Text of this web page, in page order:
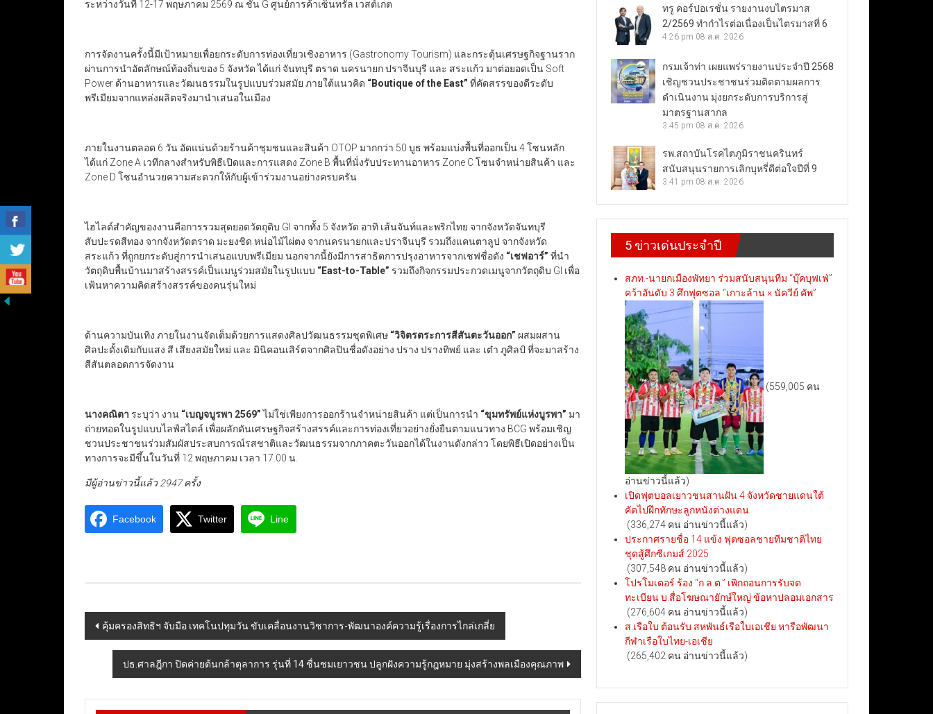
ระหว่างวันที่ 12-17 พฤษภาคม 2569 ณ ชั้น G ศูนย์การค้าเซ็นทรัล เวสต์เกต
การจัดงานครั้งนี้มีเป้าหมายเพื่อยกระดับการท่องเที่ยวเชิงอาหาร (Gastronomy Tourism) และกระตุ้นเศรษฐกิจฐานราก
ผ่านการนำอัตลักษณ์ท้องถิ่นของ 5 จังหวัด ได้แก่ จันทบุรี ตราด นครนายก ปราจีนบุรี และ สระแก้ว มาต่อยอดเป็น Soft
Power ด้านอาหารและวัฒนธรรมในรูปแบบร่วมสมัย ภายใต้แนวคิด “Boutique of the East” ที่คัดสรรของดีระดับ
พรีเมียมจากแหล่งผลิตจริงมานำเสนอในเมือง
ภายในงานตลอด 6 วัน อัดแน่นด้วยร้านค้าชุมชนและสินค้า OTOP มากกว่า 50 บูธ พร้อมแบ่งพื้นที่ออกเป็น 4 โซนหลัก
ได้แก่ Zone A เวทีกลางสำหรับพิธีเปิดและการแสดง Zone B พื้นที่นั่งรับประทานอาหาร Zone C โซนจำหน่ายสินค้า และ
Zone D โซนอำนวยความสะดวกให้กับผู้เข้าร่วมงานอย่างครบครัน
ไฮไลต์สำคัญของงานคือการรวมสุดยอดวัตถุดิบ GI จากทั้ง 5 จังหวัด อาทิ เส้นจันท์และพริกไทย จากจังหวัดจันทบุรี
สับปะรดสีทอง จากจังหวัดตราด มะยงชิด หน่อไม้ไผ่ตง จากนครนายกและปราจีนบุรี รวมถึงแคนตาลูป จากจังหวัด
สระแก้ว ที่ถูกยกระดับสู่การนำเสนอแบบพรีเมียม นอกจากนี้ยังมีการสาธิตการปรุงอาหารจากเชฟชื่อดัง “เชฟอาร์” ที่นำ
วัตถุดิบพื้นบ้านมาสร้างสรรค์เป็นเมนูร่วมสมัยในรูปแบบ “East-to-Table” รวมถึงกิจกรรมประกวดเมนูจากวัตถุดิบ GI เพื่อ
เฟ้นหาความคิดสร้างสรรค์ของคนรุ่นใหม่
ด้านความบันเทิง ภายในงานจัดเต็มด้วยการแสดงศิลปวัฒนธรรมชุดพิเศษ “วิจิตรตระการสีสันตะวันออก” ผสมผสาน
ศิลปะดั้งเดิมกับแสง สี เสียงสมัยใหม่ และ มินิคอนเสิร์ตจากศิลปินชื่อดังอย่าง ปราง ปรางทิพย์ และ เต๋า ภูศิลป์ ที่จะมาสร้าง
สีสันตลอดการจัดงาน
นางคณิตา ระบุว่า งาน “เบญจบูรพา 2569”ไม่ใช่เพียงการออกร้านจำหน่ายสินค้า แต่เป็นการนำ “ขุมทรัพย์แห่งบูรพา” มา
ถ่ายทอดในรูปแบบไลฟ์สไตล์ เพื่อผลักดันเศรษฐกิจสร้างสรรค์และการท่องเที่ยวอย่างยั่งยืนตามแนวทาง BCG พร้อมเชิญ
ชวนประชาชนร่วมสัมผัสประสบการณ์รสชาติและวัฒนธรรมจากภาคตะวันออกได้ในงานดังกล่าว โดยพิธีเปิดอย่างเป็น
ทางการจะมีขึ้นในวันที่ 12 พฤษภาคม เวลา 17.00 น.
มีผู้อ่านข่าวนี้แล้ว 2947 ครั้ง
Facebook Twitter Line
Post
navigation
คุ้มครองสิทธิฯ จับมือ เทคโนปทุมวัน ขับเคลื่อนงานวิชาการ-พัฒนาองค์ความรู้เรื่องการไกล่เกลี่ย
ปธ.ศาลฎีกา ปิดค่ายต้นกล้าตุลาการ รุ่นที่ 14 ชื่นชมเยาวชน ปลูกฝังความรู้กฎหมาย มุ่งสร้างพลเมืองคุณภาพ
ทรู คอร์ปอเรชั่น รายงานงบไตรมาส
2/2569 ทำกำไรต่อเนื่องเป็นไตรมาสที่ 6
4:26 pm 08 ส.ค. 2026
กรมเจ้าท่า เผยแพร่รายงานประจำปี 2568
เชิญชวนประชาชนร่วมติดตามผลการ
ดำเนินงาน มุ่งยกระดับการบริการสู่
มาตรฐานสากล
3:45 pm 08 ส.ค. 2026
รพ.สถาบันโรคไตภูมิราชนครินทร์
สนับสนุนรายการเลิกบุหรี่ดีต่อใจปีที่ 9
3:41 pm 08 ส.ค. 2026
5 ข่าวเด่นประจำปี
สภท.-นายกเมืองพัทยา ร่วมสนับสนุนทีม “บุ๊คบุฟเฟ่”
คว้าอันดับ 3 ศึกฟุตซอล “เกาะล้าน × นัควีย์ คัพ”
(559,005 คน
อ่านข่าวนี้แล้ว)
เปิดฟุตบอลเยาวชนสานฝัน 4 จังหวัดชายแดนใต้
คัดไปฝึกทักษะลูกหนังต่างแดน
(336,274 คน อ่านข่าวนี้แล้ว)
ประกาศรายชื่อ 14 แข้ง ฟุตซอลชายทีมชาติไทย
ชุดสู้ศึกซีเกมส์ 2025
(307,548 คน อ่านข่าวนี้แล้ว)
โปรโมเตอร์ ร้อง “ก.ล.ต.” เพิกถอนการรับจด
ทะเบียน บ.สื่อโฆษณายักษ์ใหญ่ ข้อหาปลอมเอกสาร
(276,604 คน อ่านข่าวนี้แล้ว)
ส.เรือใบ ต้อนรับ สหพันธ์เรือใบเอเชีย หารือพัฒนา
กีฬาเรือใบไทย-เอเชีย
(265,402 คน อ่านข่าวนี้แล้ว)